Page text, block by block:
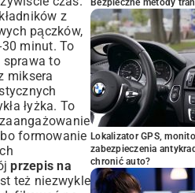
z
pączków,
minut. To
sprawa to
miksera
łyżka. To
formowanie
przepis na
też niezwykle
Bezpieczne metody
Lokalizator GPS,
zabezpieczenia
chronić auto?